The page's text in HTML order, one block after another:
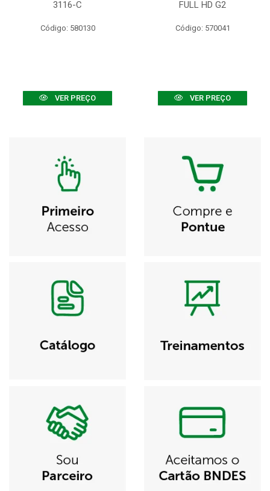
3116-C
Código: 580130
VER PREÇO
FULL HD G2
Código: 570041
VER PREÇO